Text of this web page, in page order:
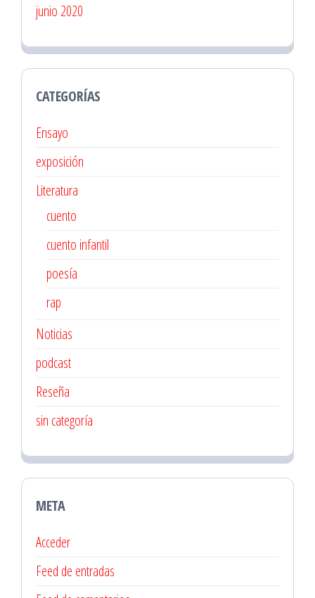
junio 2020
CATEGORÍAS
Ensayo
exposición
Literatura
cuento
cuento infantil
poesía
rap
Noticias
podcast
Reseña
sin categoría
META
Acceder
Feed de entradas